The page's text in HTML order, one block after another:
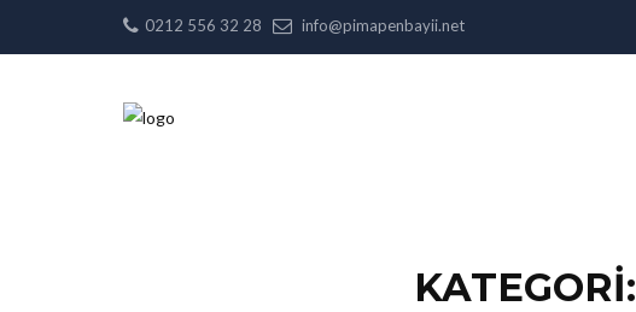
0212 556 32 28 info@pimapenbayii.net
KATEGORI: